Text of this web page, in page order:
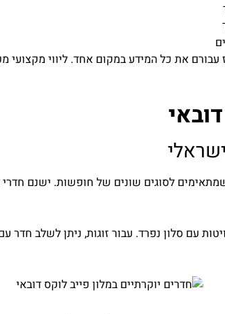
עבורם את כל המידע במקום אחד. ליווי
לסוגים שונים של חופשות. ישנם
עם סלון נפרד. עבור זוגות, ניתן לשלב